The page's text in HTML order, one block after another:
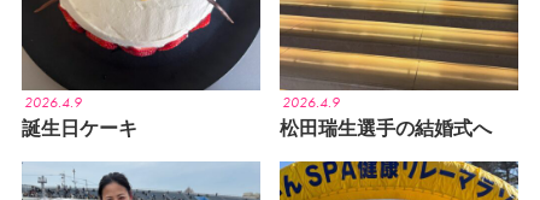
2026.4.9
誕生日ケーキ
2026.4.9
松田瑞生選手の結婚式へ